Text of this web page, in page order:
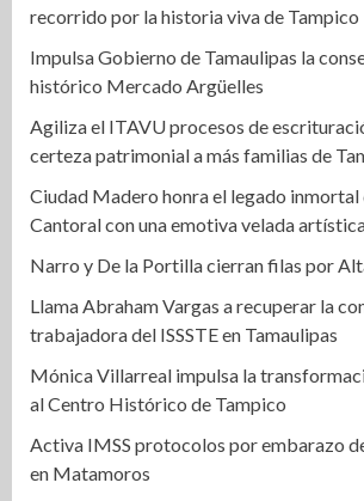
recorrido por la historia viva de Tampico
Impulsa Gobierno de Tamaulipas la
histórico Mercado Argüelles
Agiliza el ITAVU procesos de
certeza patrimonial a más familias de
Ciudad Madero honra el legado
Cantoral con una emotiva velada
Narro y De la Portilla cierran filas por
Llama Abraham Vargas a recuperar la
trabajadora del ISSSTE en Tamaulipas
Mónica Villarreal impulsa la
al Centro Histórico de Tampico
Activa IMSS protocolos por embarazo
en Matamoros